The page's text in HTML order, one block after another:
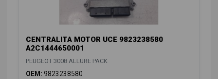
CENTRALITA MOTOR UCE 9823238580
A2C1444650001
PEUGEOT 3008 ALLURE PACK
OEM: 9823238580